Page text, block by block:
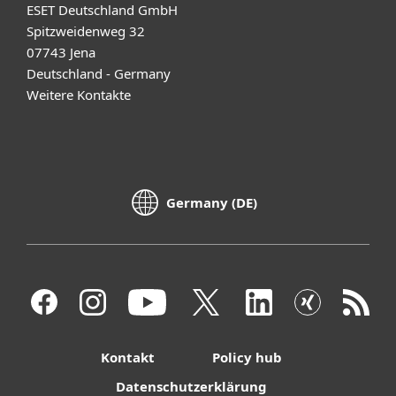
ESET Deutschland GmbH
Spitzweidenweg 32
07743 Jena
Deutschland - Germany
Weitere Kontakte
Germany (DE)
Kontakt
Policy hub
Datenschutzerklärung